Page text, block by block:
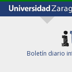
Boletín diario